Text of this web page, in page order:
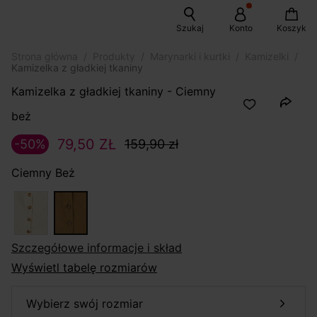
Szukaj Konto Koszyk
Kamizelka z gładkiej tkaniny
Kamizelka z gładkiej tkaniny - Ciemny
beż
79,50 ZŁ 159,90 zł
-50%
Ciemny Beż
szczegółowe informacje i skład
Wyświetl tabelę rozmiarów
wybierz swój rozmiar